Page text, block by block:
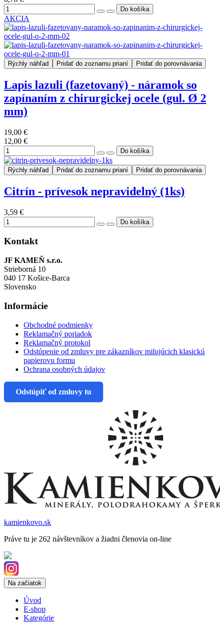
AKCIA
Rýchly náhľad Pridať do zoznamu prianí Pridať do porovnávania
Lapis lazuli (fazetovaný) - náramok so
zapínaním z chirurgickej ocele (gul. Ø 2
mm)
19,00 €
12,00 €
Rýchly náhľad Pridať do zoznamu prianí Pridať do porovnávania
Citrín - prívesok nepravidelný (1ks)
3,59 €
Kontakt
JF KAMEŇ s.r.o.
Strieborná 10
040 17 Košice-Barca
Slovensko
Informácie
Obchodné podmienky
Reklamačný poriadok
Reklamačný protokol
Odstúpenie od zmluvy pre zákazníkov milujúcich klasickú
papierovu formu
Ochrana osobných údajov
Odstúpiť od zmluvy tu
kamienkovo.sk
Práve tu je 262 návštevníkov a žiadni členovia on-line
Na začiatok
Úvod
E-shop
Kategórie